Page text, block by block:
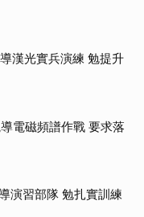
漢光實兵演練 勉提升
電磁頻譜作戰 要求落
演習部隊 勉扎實訓練